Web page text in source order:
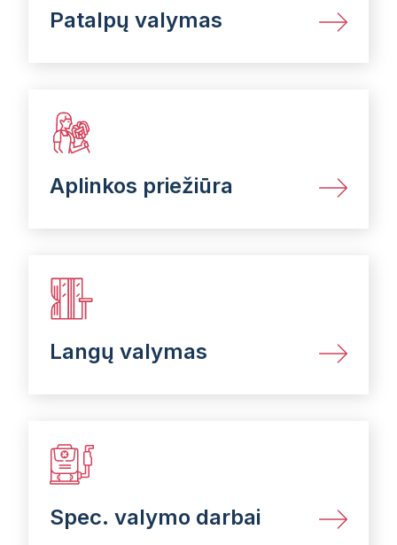
Patalpų valymas
Aplinkos priežiūra
Langų valymas
Spec. valymo darbai